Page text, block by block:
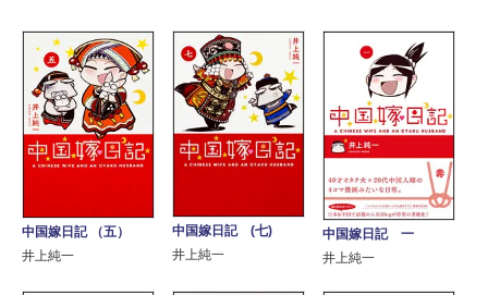
中国嫁日記 （五）
井上純一
中国嫁日記 (七)
井上純一
中国嫁日記 一
井上純一